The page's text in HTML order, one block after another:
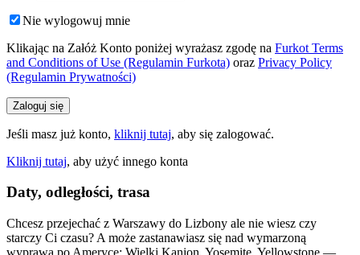
Nie wylogowuj mnie
Klikając na Załóż Konto poniżej wyrażasz zgodę na Furkot Terms
and Conditions of Use (Regulamin Furkota) oraz Privacy Policy
(Regulamin Prywatności)
Jeśli masz już konto, kliknij tutaj, aby się zalogować.
Kliknij tutaj, aby użyć innego konta
Daty, odległości, trasa
Chcesz przejechać z Warszawy do Lizbony ale nie wiesz czy
starczy Ci czasu? A może zastanawiasz się nad wymarzoną
wyprawą po Ameryce: Wielki Kanion, Yosemite, Yellowstone —